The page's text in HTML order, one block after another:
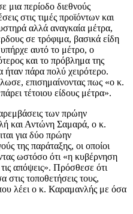
μια περίοδο διεθνούς
στις τιμές προϊόντων και
αλλά αναγκαία μέτρα,
σε τρόφιμα, βασικά είδη
αυτό το μέτρο, ο
και το πρόβλημα της
ήταν πάρα πολύ χειρότερο.
επισημαίνοντας πως «ο κ.
τέτοιου είδους μέτρα».
των πρώην
και Αντώνη Σαμαρά, ο κ.
για δύο πρώην
της παράταξης, οι οποίοι
ωστόσο ότι «η κυβέρνηση
απόψεις». Πρόσθεσε ότι
στις τοποθετήσεις τους,
που λέει ο κ. Καραμανλής με όσα